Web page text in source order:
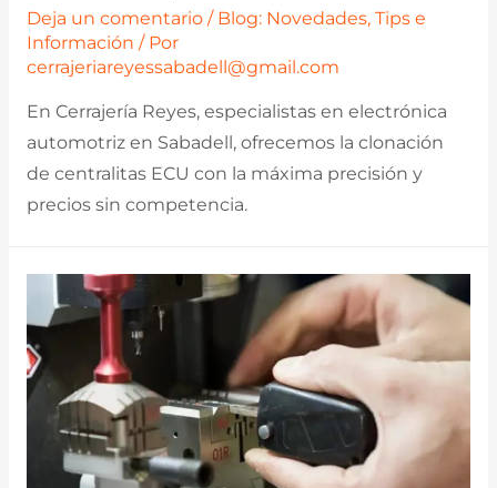
Deja un comentario / Blog: Novedades, Tips e
Información / Por
cerrajeriareyessabadell@gmail.com
En Cerrajería Reyes, especialistas en electrónica
automotriz en Sabadell, ofrecemos la clonación
de centralitas ECU con la máxima precisión y
precios sin competencia.